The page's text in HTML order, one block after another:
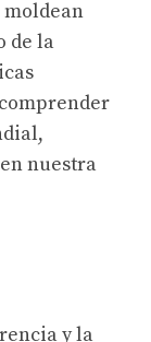
de la
nuestra
y la